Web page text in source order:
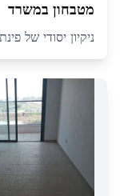
מטבחון במשרד
ניקיון יסודי של